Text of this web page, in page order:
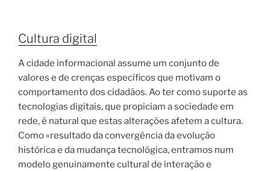
Cultura digital
A cidade informacional assume um conjunto de
valores e de crenças específicos que motivam o
comportamento dos cidadãos. Ao ter como suporte as
tecnologias digitais, que propiciam a sociedade em
rede, é natural que estas alterações afetem a cultura.
Como «resultado da convergência da evolução
histórica e da mudança tecnológica, entramos num
modelo genuinamente cultural de interação e